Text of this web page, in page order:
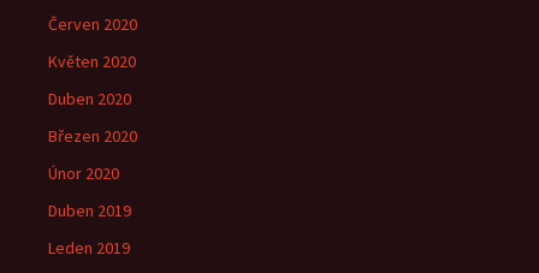
Červen 2020
Květen 2020
Duben 2020
Březen 2020
Únor 2020
Duben 2019
Leden 2019